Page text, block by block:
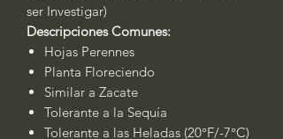
ser Investigar)
Descripciones Comunes:
Hojas Perennes
Planta Floreciendo
Similar a Zacate
Tolerante a la Sequía
Tolerante a las Heladas (20°F/-7°C)